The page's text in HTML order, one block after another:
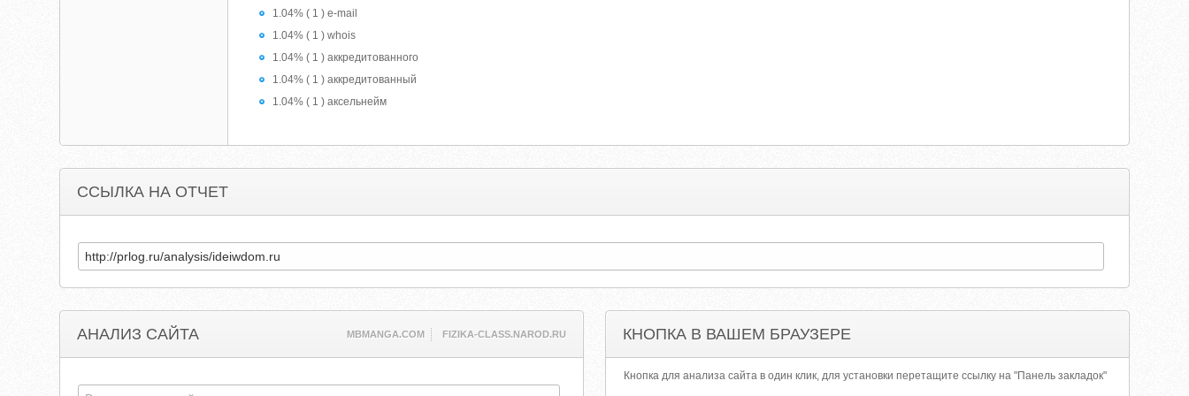
1.04% ( 1 ) e-mail
1.04% ( 1 ) whois
1.04% ( 1 ) аккредитованного
1.04% ( 1 ) аккредитованный
1.04% ( 1 ) аксельнейм
ССЫЛКА НА ОТЧЕТ
АНАЛИЗ САЙТА MBMANGA.COM FIZIKA-CLASS.NAROD.RU КНОПКА В ВАШЕМ БРАУЗЕРЕ
Кнопка для анализа сайта в один клик, для установки перетащите ссылку на "Панель закладок"